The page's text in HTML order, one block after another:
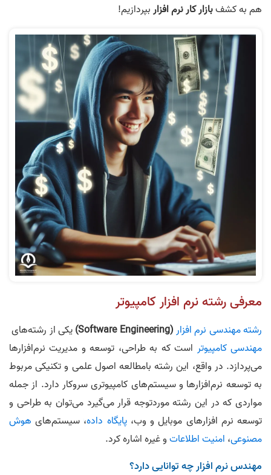
هم به کشفبازار کار نرم‌ افزاربپردازیم!
معرفی رشته نرم‌ افزار کامپیوتر
رشته مهندسی نرم افزار(Software Engineering)
یکی از رشته‌های
مهندسی کامپیوتر است که به طراحی، توسعه و مدیریت نرم‌افزارها
می‌پردازد. در واقع، این رشته بامطالعه اصول علمی و تکنیکی مربوط
به توسعه نرم‌افزارها و سیستم‌های کامپیوتری سروکار دارد. از جمله
مواردی که در این رشته موردتوجه قرار می‌گیرد می‌توان به طراحی و
توسعه نرم‌ افزارهای موبایل و وب،پایگاه داده، سیستم‌های هوش
مصنوعی، امنیت اطلاعاتو غیره اشاره کرد.
مهندس نرم‌ افزار چه توانایی دارد؟